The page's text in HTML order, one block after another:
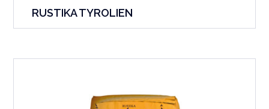
RUSTIKA TYROLIEN